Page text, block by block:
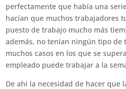
perfectamente que había una
hacían que muchos trabajadores
puesto de trabajo mucho más
además, no tenían ningún tipo de
muchos casos en los que se
empleado puede trabajar a la
De ahí la necesidad de hacer que